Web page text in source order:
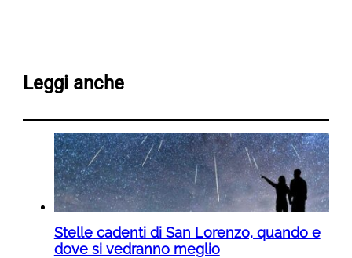
Leggi anche
Stelle cadenti di San Lorenzo, quando e
dove si vedranno meglio